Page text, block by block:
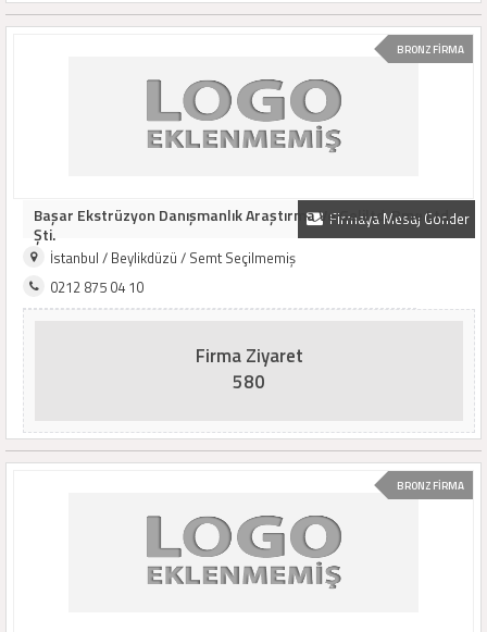
BRONZ FİRMA
Firmaya Mesaj Gönder
Başar Ekstrüzyon Danışmanlık Araştırma Ve Geliltd. Rme Ltd.
Şti.
İstanbul / Beylikdüzü / Semt Seçilmemiş
0212 875 04 10
Firma Ziyaret
580
BRONZ FİRMA